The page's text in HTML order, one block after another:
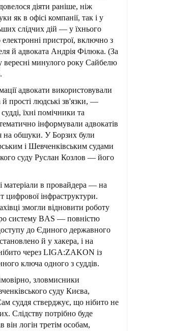
діяти раніше, ніж
як в офісі компанії, так і у
слідчих дій — у їхнього
пристрої, включно з
й адвоката Андрія Філюка. (За
вересні минулого року Сайбелю
адвокати використовували
й прості людські зв'язки, —
їхні помічники та
інформували адвокатів
на обшуки. У Борзих були
і Шевченківським судами
суду Руслан Козлов — його
матеріали в провайдера — на
цифрової інфраструктури.
змогли відновити роботу
систему BAS — повністю
до Єдиного державного
й у хакера, і на
через LIGA:ZAKON із
ключа одного з суддів.
зловмисники
суду Києва,
суддя стверджує, що нібито не
Слідству потрібно буде
він логін третім особам,